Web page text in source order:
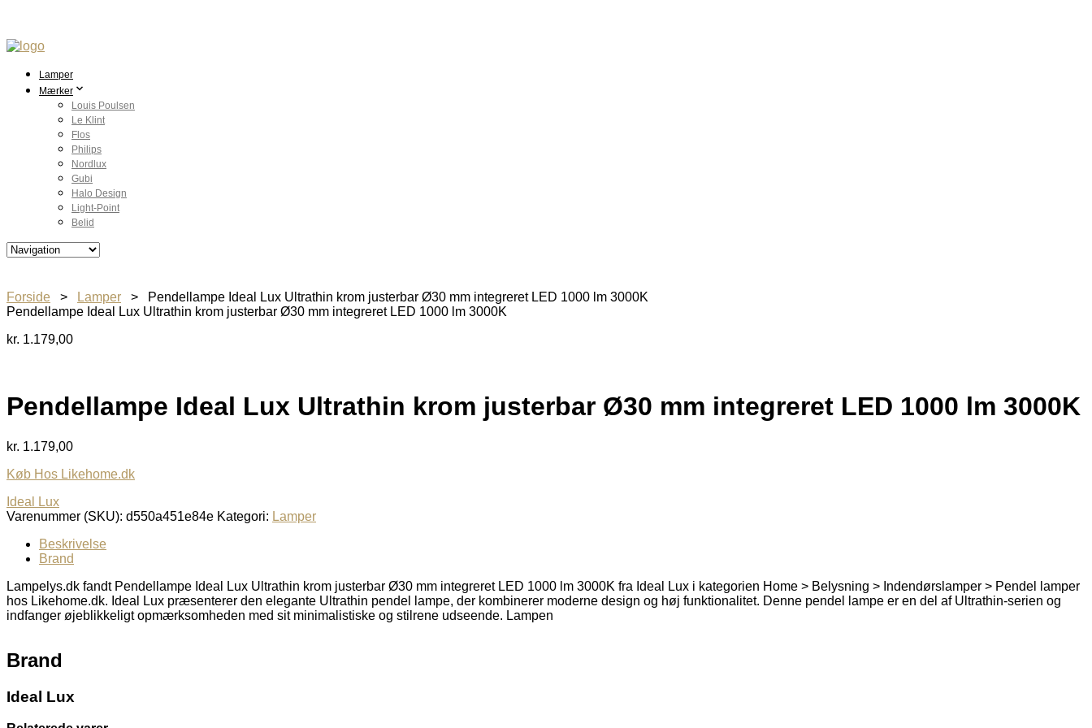
Lamper
Mærker
Louis Poulsen
Le Klint
Flos
Philips
Nordlux
Gubi
Halo Design
Light-Point
Belid
Forside > Lamper > Pendellampe Ideal Lux Ultrathin krom justerbar Ø30 mm integreret LED 1000 lm 3000K
Pendellampe Ideal Lux Ultrathin krom justerbar Ø30 mm integreret LED 1000 lm 3000K
kr. 1.179,00
Pendellampe Ideal Lux Ultrathin krom justerbar Ø30 mm integreret LED 1000 lm 3000K
kr. 1.179,00
Køb Hos Likehome.dk
Ideal Lux
Varenummer (SKU): d550a451e84e Kategori: Lamper
Beskrivelse
Brand
Lampelys.dk fandt Pendellampe Ideal Lux Ultrathin krom justerbar Ø30 mm integreret LED 1000 lm 3000K fra Ideal Lux i kategorien Home > Belysning > Indendørslamper > Pendel lamper
hos Likehome.dk. Ideal Lux præsenterer den elegante Ultrathin pendel lampe, der kombinerer moderne design og høj funktionalitet. Denne pendel lampe er en del af Ultrathin-serien og
indfanger øjeblikkeligt opmærksomheden med sit minimalistiske og stilrene udseende. Lampen
Brand
Ideal Lux